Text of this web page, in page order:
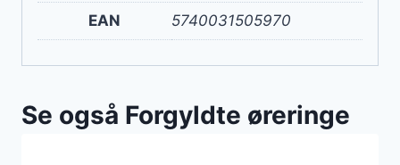
EAN 5740031505970
Se også Forgyldte øreringe